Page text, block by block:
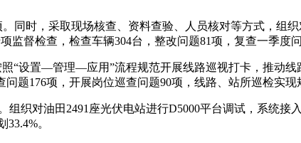
时，采取现场核查、资料查验、人员核对等方式，组织
督检查，检查车辆304台，整改问题81项，复查一季度
“设置—管理—应用”流程规范开展线路巡视打卡，推动线
题176项，开展岗位巡查问题90项，线路、站所巡检实现
对油田2491座光伏电站进行D5000平台调试，系统接入
。